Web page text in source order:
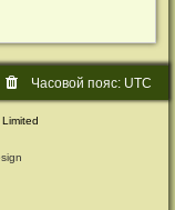
Часовой пояс: UTC